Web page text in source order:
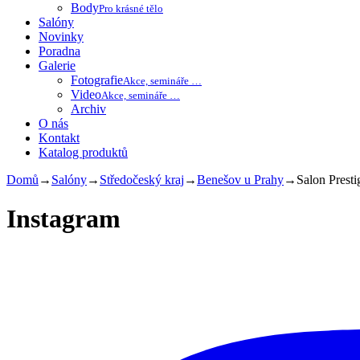
BodyPro krásné tělo
Salóny
Novinky
Poradna
Galerie
FotografieAkce, semináře …
VideoAkce, semináře …
Archiv
O nás
Kontakt
Katalog produktů
Domů → Salóny→ Středočeský kraj →Benešov u Prahy→ Salon
Instagram